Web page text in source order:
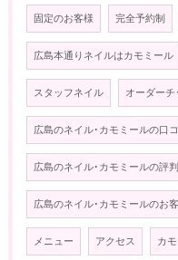
固定のお客様 完全予約制
広島本通りネイルはカモミール
スタッフネイル オーダーチ
広島のネイル･カモミールの口
広島のネイル･カモミールの評判
広島のネイル･カモミールのお
メニュー アクセス カ